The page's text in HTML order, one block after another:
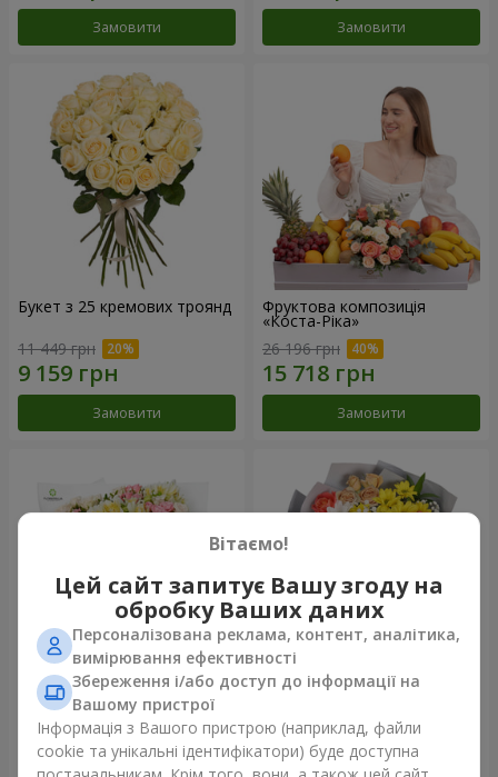
Замовити Замовити
Букет з 25 кремових троянд
11 449 грн
Замовити
Фруктова композиція
«Коста-Ріка»
26 196 грн
Замовити
Букет "Хрещатик"
13 570 грн
Букет "Ми та літо"
4 732 грн
Вітаємо!
Цей сайт запитує Вашу згоду на
обробку Ваших даних
Персоналізована реклама, контент, аналітика,
вимірювання ефективності
Збереження і/або доступ до інформації на
Вашому пристрої
Інформація з Вашого пристрою (наприклад, файли
cookie та унікальні ідентифікатори) буде доступна